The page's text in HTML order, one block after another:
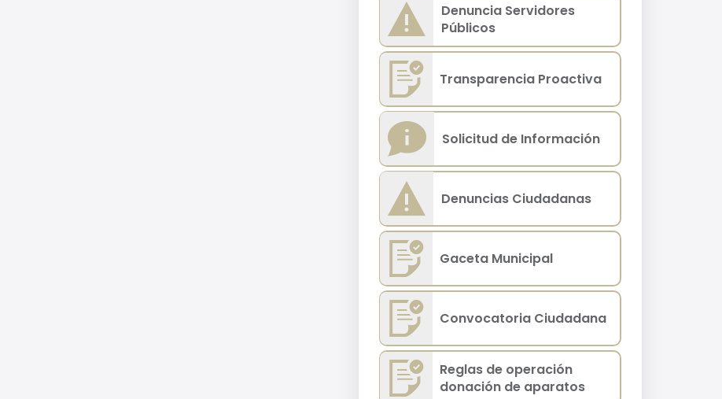
Denuncia Servidores
Públicos
Transparencia Proactiva
Solicitud de Información
Denuncias Ciudadanas
Gaceta Municipal
Convocatoria Ciudadana
Reglas de operación
donación de aparatos